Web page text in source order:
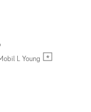
L Young